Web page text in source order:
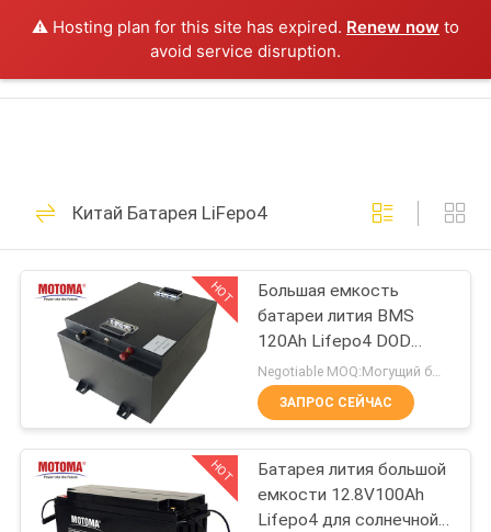
⚠️ Hosting plan for this site has expired. Renew now to
avoid service disruption.
О
НАС
ПУТЕШЕСТВИЕ
ФАБРИКИ
ПРОВЕРКА
КАЧЕСТВА
Copyright
motomabatteries.com.
Батарея LiFepo4
Продукция
Китай Батарея LiFepo4
HOT
Большая емкость
батареи лития BMS
120Ah Lifepo4 DOD
100% для UPS
Negotiable MOQ:Могущий быть предметом переговоров
ЗАПРОС СЕЙЧАС
HOT
Батарея лития большой
емкости 12.8V100Ah
Lifepo4 для солнечной